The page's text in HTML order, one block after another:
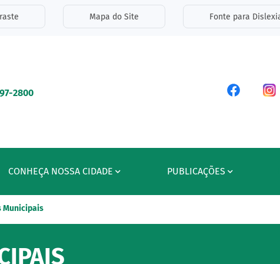
de acessibilidade
Mapa do Site Fonte para
2800
CONHEÇA NOSSA CIDADE PUBLICAÇÕES
Municipais